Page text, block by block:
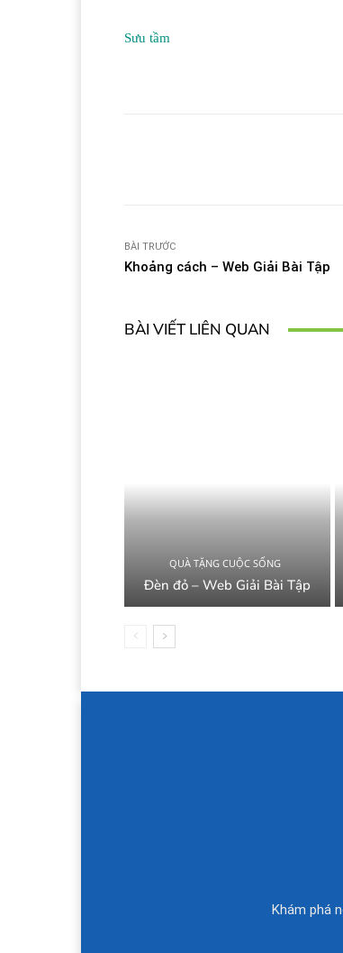
Sưu tầm
BÀI TRƯỚC
Khoảng cách – Web Giải Bài Tập
BÀI VIẾT LIÊN QUAN
QUÀ TẶNG CUỘC SỐNG
Đèn đỏ – Web Giải Bài Tập
Khám phá